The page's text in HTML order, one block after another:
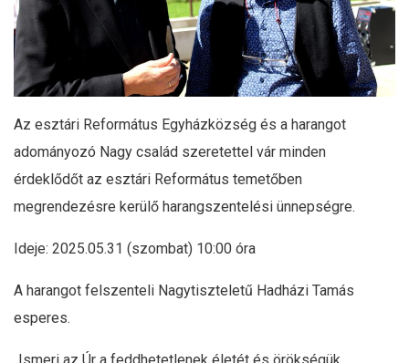
Az esztári Református Egyházközség és a harangot
adományozó Nagy család szeretettel vár minden
érdeklődőt az esztári Református temetőben
megrendezésre kerülő harangszentelési ünnepségre.
Ideje: 2025.05.31 (szombat) 10:00 óra
A harangot felszenteli Nagytiszteletű Hadházi Tamás
esperes.